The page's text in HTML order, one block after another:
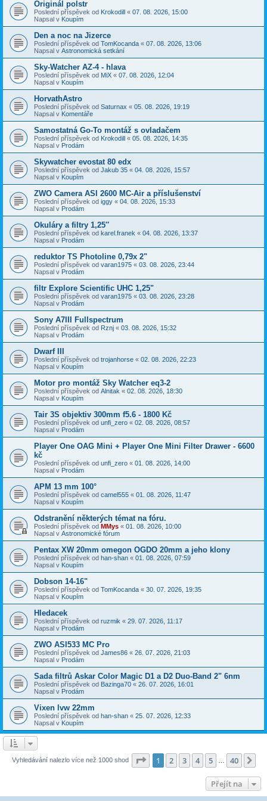
Originál polstr
Poslední příspěvek od Krokodill « 07. 08. 2026, 15:00
Napsal v Koupím
Den a noc na Jizerce
Poslední příspěvek od TomKocanda « 07. 08. 2026, 13:06
Napsal v Astronomická setkání
Sky-Watcher AZ-4 - hlava
Poslední příspěvek od MiX « 07. 08. 2026, 12:04
Napsal v Koupím
HorvathAstro
Poslední příspěvek od Saturnax « 05. 08. 2026, 19:19
Napsal v Komentáře
Samostatná Go-To montáž s ovladačem
Poslední příspěvek od Krokodill « 05. 08. 2026, 14:35
Napsal v Prodám
Skywatcher evostat 80 edx
Poslední příspěvek od Jakub 35 « 04. 08. 2026, 15:57
Napsal v Koupím
ZWO Camera ASI 2600 MC-Air a příslušenství
Poslední příspěvek od iggy « 04. 08. 2026, 15:33
Napsal v Prodám
Okuláry a filtry 1,25″
Poslední příspěvek od karel.franek « 04. 08. 2026, 13:37
Napsal v Prodám
reduktor TS Photoline 0,79x 2"
Poslední příspěvek od varan1975 « 03. 08. 2026, 23:44
Napsal v Prodám
filtr Explore Scientific UHC 1,25"
Poslední příspěvek od varan1975 « 03. 08. 2026, 23:28
Napsal v Prodám
Sony A7III Fullspectrum
Poslední příspěvek od Rznj « 03. 08. 2026, 15:32
Napsal v Prodám
Dwarf III
Poslední příspěvek od trojanhorse « 02. 08. 2026, 22:23
Napsal v Koupím
Motor pro montáž Sky Watcher eq3-2
Poslední příspěvek od Alnitak « 02. 08. 2026, 18:30
Napsal v Koupím
Tair 3S objektiv 300mm f5.6 - 1800 Kč
Poslední příspěvek od unfi_zero « 02. 08. 2026, 08:57
Napsal v Prodám
Player One OAG Mini + Player One Mini Filter Drawer - 6600
kč
Poslední příspěvek od unfi_zero « 01. 08. 2026, 14:00
Napsal v Prodám
APM 13 mm 100°
Poslední příspěvek od camel555 « 01. 08. 2026, 11:47
Napsal v Koupím
Odstranění některých témat na fóru.
Poslední příspěvek od MMys « 01. 08. 2026, 10:00
Napsal v Astronomické fórum
Pentax XW 20mm omegon OGDO 20mm a jeho klony
Poslední příspěvek od han-shan « 01. 08. 2026, 07:59
Napsal v Koupím
Dobson 14-16"
Poslední příspěvek od TomKocanda « 30. 07. 2026, 19:35
Napsal v Koupím
Hledacek
Poslední příspěvek od ruzmik « 29. 07. 2026, 11:17
Napsal v Prodám
ZWO ASI533 MC Pro
Poslední příspěvek od James86 « 26. 07. 2026, 21:03
Napsal v Prodám
Sada filtrů Askar Color Magic D1 a D2 Duo-Band 2" 6nm
Poslední příspěvek od Bazinga70 « 26. 07. 2026, 16:01
Napsal v Prodám
Vixen lvw 22mm
Poslední příspěvek od han-shan « 25. 07. 2026, 12:33
Napsal v Koupím
Vyhledávání nalezlo více než 1000 shod Stránka z 40
1 2 3 4 5 40
Přejít na